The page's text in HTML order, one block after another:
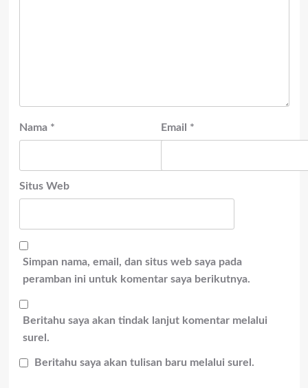
Nama * Email *
Situs Web
Simpan nama, email, dan situs web saya pada
peramban ini untuk komentar saya berikutnya.
Beritahu saya akan tindak lanjut komentar melalui
surel.
Beritahu saya akan tulisan baru melalui surel.